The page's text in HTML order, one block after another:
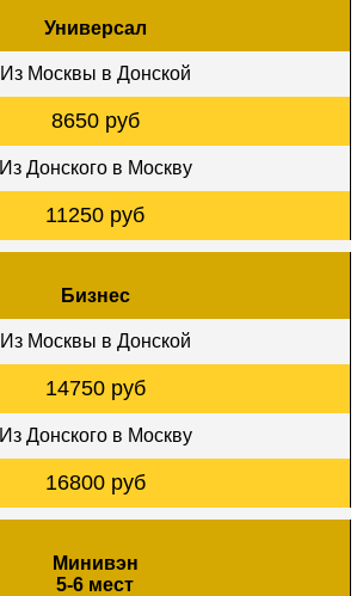
Универсал
Из Москвы в Донской
8650 руб
Из Донского в Москву
11250 руб
Бизнес
Из Москвы в Донской
14750 руб
Из Донского в Москву
16800 руб
Минивэн
5-6 мест